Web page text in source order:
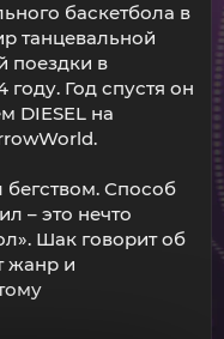
баскетбола в
танцевальной
поездки в
Год спустя он
DIESEL на
бегством. Способ
– это нечто
Шак говорит об
жанр и